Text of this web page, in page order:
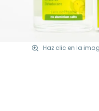
Haz clic en la